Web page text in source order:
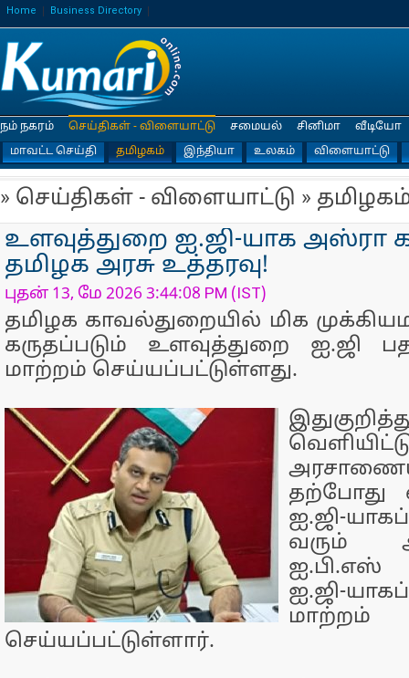
Home Business Directory
நம் நகரம்
செய்திகள் - விளையாட்டு
மாவட்ட செய்தி
தமிழகம் இந்தியா உலகம் விளையாட்டு
சமையல் சினிமா வீடியோ
» செய்திகள் - விளையாட்டு »
உளவுத்துறை ஐ.ஜி-யாக அஸ்ரா
தமிழக அரசு உத்தரவு!
புதன் 13, மே 2026 3:44:08 PM (IST)
தமிழக காவல்துறையில் மிக
கருதப்படும் உளவுத்துறை ஐ.ஜி
மாற்றம் செய்யப்பட்டுள்ளது.
தற்போது
ஐ.ஜி-
வரும்
ஐ.பி.எஸ்
ஐ.ஜி-
மாற்றம்
செய்யப்பட்டுள்ளார்.